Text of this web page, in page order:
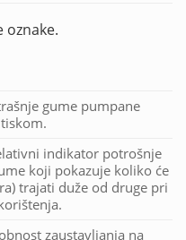
oznake.
gume pumpane
indikator potrošnje
koji pokazuje koliko će
trajati duže od druge pri
zaustavljanja na